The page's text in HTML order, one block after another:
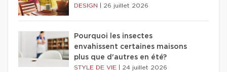
DESIGN 26 juillet 2026
Pourquoi les insectes
envahissent certaines maisons
plus que d'autres en été?
STYLE DE VIE 24 juillet 2026